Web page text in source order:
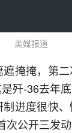
美媒报道
掩掩，第
歼-36去年
进度很快
公开三发